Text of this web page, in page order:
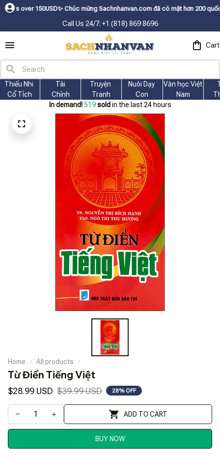
ㅤ✨Chúc mừng Sachnhanvan.com đã có mặt hơn 200 quốc gia như
Call Us 24/7: +1 (818) 869 8696
Cart
Thiếu Nhi
Cổ Tích
Tài
Chính
Truyện
Tranh
Nuôi Dạy
Con
Văn học Việt
Nam
In demand! 521 sold in the last 24 hours
Home All products
Từ Điển Tiếng Việt
$28.99 USD $39.99 USD 28% OFF
ADD TO CART
BUY NOW